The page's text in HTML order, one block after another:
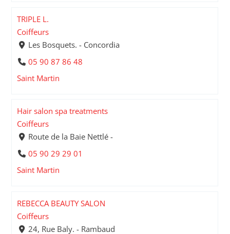
TRIPLE L.
Coiffeurs
Les Bosquets. - Concordia
05 90 87 86 48
Saint Martin
Hair salon spa treatments
Coiffeurs
Route de la Baie Nettlé -
05 90 29 29 01
Saint Martin
REBECCA BEAUTY SALON
Coiffeurs
24, Rue Baly. - Rambaud